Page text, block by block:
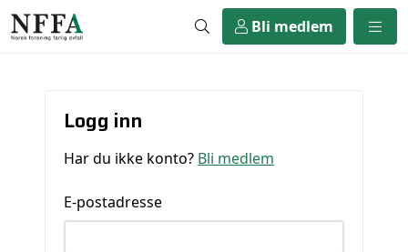
Bli medlem
Logg inn
Har du ikke konto? Bli medlem
E-postadresse